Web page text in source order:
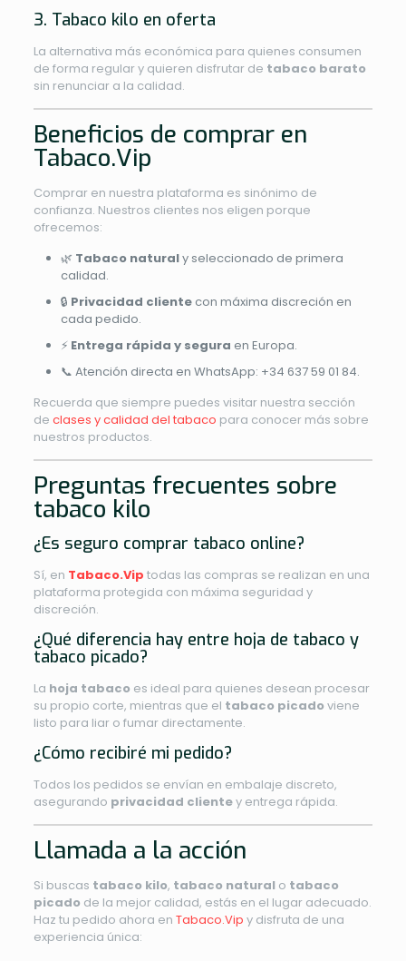
3. Tabaco kilo en oferta
La alternativa más económica para quienes consumen
de forma regular y quieren disfrutar de tabaco barato
sin renunciar a la calidad.
Beneficios de comprar en
Tabaco.Vip
Comprar en nuestra plataforma es sinónimo de
confianza. Nuestros clientes nos eligen porque
ofrecemos:
🌿 Tabaco naturaly seleccionado de primera
calidad.
🔒 Privacidad clientecon máxima discreción en
cada pedido.
⚡ Entrega rápida y segura en Europa.
📞 Atención directa en WhatsApp: +34 637 59 01 84.
Recuerda que siempre puedes visitar nuestra sección
de clases y calidad del tabaco para conocer más sobre
nuestros productos.
Preguntas frecuentes sobre
tabaco kilo
¿Es seguro comprar tabaco online?
Sí, en Tabaco.Vip todas las compras se realizan en una
plataforma protegida con máxima seguridad y
discreción.
¿Qué diferencia hay entre hoja de tabaco y
tabaco picado?
La hoja tabaco es ideal para quienes desean procesar
su propio corte, mientras que el tabaco picado viene
listo para liar o fumar directamente.
¿Cómo recibiré mi pedido?
Todos los pedidos se envían en embalaje discreto,
asegurando privacidad clientey entrega rápida.
Llamada a la acción
Si buscas tabaco kilo, tabaco naturalo tabaco
picado de la mejor calidad, estás en el lugar adecuado.
Haz tu pedido ahora en Tabaco.Vip y disfruta de una
experiencia única: